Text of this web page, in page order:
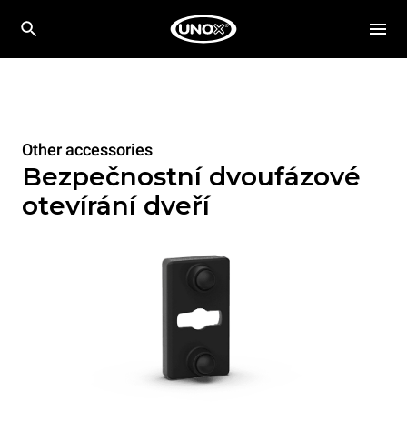
Other accessories
Bezpečnostní dvoufázové
otevírání dveří